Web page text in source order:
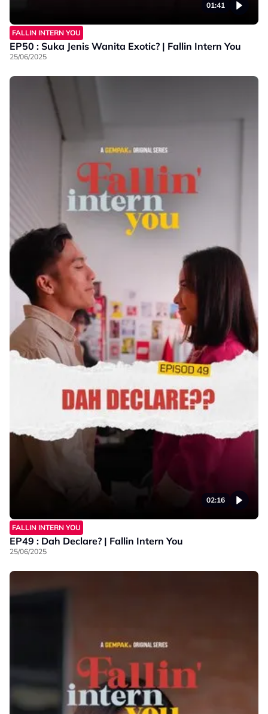
01:41
FALLIN INTERN YOU
EP50 : Suka Jenis Wanita Exotic? | Fallin Intern You
25/06/2025
02:16
FALLIN INTERN YOU
EP49 : Dah Declare? | Fallin Intern You
25/06/2025